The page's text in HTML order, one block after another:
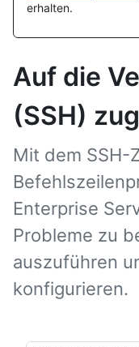
erhalten.
Auf die
(SSH)
Mit dem SSH-
Enterprise
Probleme zu
auszuführen
konfigurieren.